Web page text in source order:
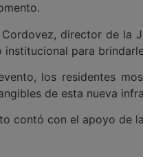
Cordovez, director de la
institucional para
los residentes
de esta nueva
contó con el apoyo de